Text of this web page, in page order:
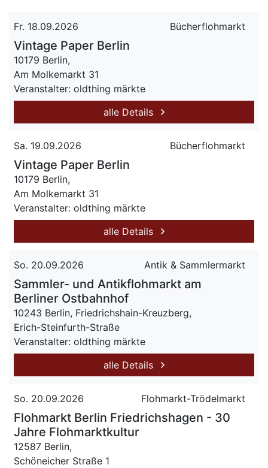
Fr. 18.09.2026 Bücherflohmarkt
Vintage Paper Berlin
10179 Berlin,
Am Molkemarkt 31
Veranstalter: oldthing märkte
alle Details
Sa. 19.09.2026 Bücherflohmarkt
Vintage Paper Berlin
10179 Berlin,
Am Molkemarkt 31
Veranstalter: oldthing märkte
alle Details
So. 20.09.2026 Antik & Sammlermarkt
Sammler- und Antikflohmarkt am
Berliner Ostbahnhof
10243 Berlin, Friedrichshain-Kreuzberg,
Erich-Steinfurth-Straße
Veranstalter: oldthing märkte
alle Details
So. 20.09.2026 Flohmarkt-Trödelmarkt
Flohmarkt Berlin Friedrichshagen - 30
Jahre Flohmarktkultur
12587 Berlin,
Schöneicher Straße 1